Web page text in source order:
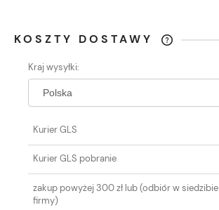
KOSZTY DOSTAWY
KOSZTÓW PŁATNOŚCI
Kraj wysyłki:
Kurier GLS
Kurier GLS pobranie
zakup powyżej 300 zł lub(odbiór w siedzibie
firmy)